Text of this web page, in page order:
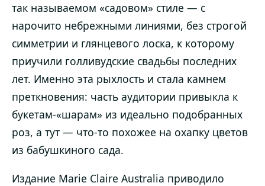
так называемом «садовом» стиле — с
нарочито небрежными линиями, без строгой
симметрии и глянцевого лоска, к которому
приучили голливудские свадьбы последних
лет. Именно эта рыхлость и стала камнем
преткновения: часть аудитории привыкла к
букетам-«шарам» из идеально подобранных
роз, а тут — что-то похожее на охапку цветов
из бабушкиного сада.
Издание Marie Claire Australia приводило